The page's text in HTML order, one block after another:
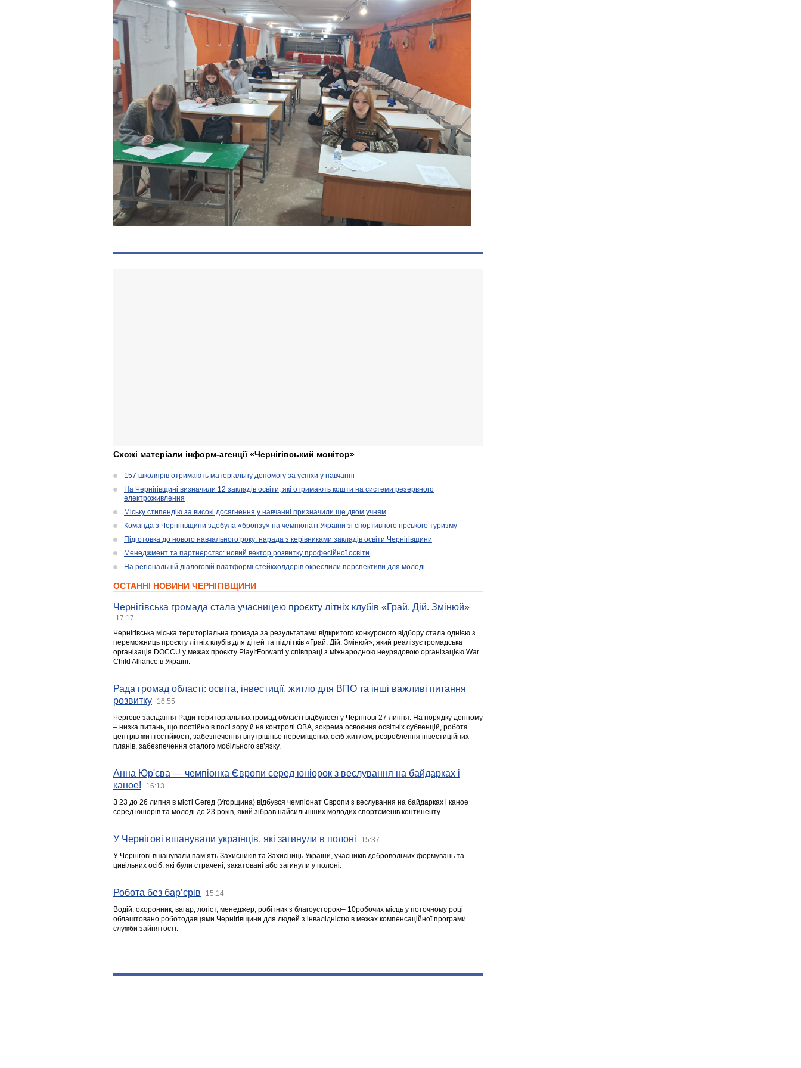
Схожі матеріали інформ-агенції «Чернігівський монітор»
157 школярів отримають матеріальну допомогу за успіхи у навчанні
На Чернігівщині визначили 12 закладів освіти, які отримають кошти на системи резервного
електроживлення
Міську стипендію за високі досягнення у навчанні призначили ще двом учням
Команда з Чернігівщини здобула «бронзу» на чемпіонаті України зі спортивного гірського туризму
Підготовка до нового навчального року: нарада з керівниками закладів освіти Чернігівщини
Менеджмент та партнерство: новий вектор розвитку професійної освіти
На регіональній діалоговій платформі стейкхолдерів окреслили перспективи для молоді
ОСТАННІ НОВИНИ ЧЕРНІГІВЩИНИ
Чернігівська громада стала учасницею проєкту літніх клубів «Грай. Дій. Змінюй»
17:17
Чернігівська міська територіальна громада за результатами відкритого конкурсного відбору стала однією з
переможниць проєкту літніх клубів для дітей та підлітків «Грай. Дій. Змінюй», який реалізує громадська
організація DOCCU у межах проєкту PlayItForward у співпраці з міжнародною неурядовою організацією War
Child Alliance в Україні.
Рада громад області: освіта, інвестиції, житло для ВПО та інші важливі питання
розвитку
16:55
Чергове засідання Ради територіальних громад області відбулося у Чернігові 27 липня. На порядку денному
– низка питань, що постійно в полі зору й на контролі ОВА, зокрема освоєння освітніх субвенцій, робота
центрів життєстійкості, забезпечення внутрішньо переміщених осіб житлом, розроблення інвестиційних
планів, забезпечення сталого мобільного зв’язку.
Анна Юр'єва — чемпіонка Європи серед юніорок з веслування на байдарках і
каное!
16:13
З 23 до 26 липня в місті Сегед (Угорщина) відбувся чемпіонат Європи з веслування на байдарках і каное
серед юніорів та молоді до 23 років, який зібрав найсильніших молодих спортсменів континенту.
У Чернігові вшанували українців, які загинули в полоні 15:37
У Чернігові вшанували пам’ять Захисників та Захисниць України, учасників добровольчих формувань та
цивільних осіб, які були страчені, закатовані або загинули у полоні.
Робота без бар’єрів 15:14
Водій, охоронник, вагар, логіст, менеджер, робітник з благоусторою– 10робочих місць у поточному році
облаштовано роботодавцями Чернігівщини для людей з інвалідністю в межах компенсаційної програми
служби зайнятості.